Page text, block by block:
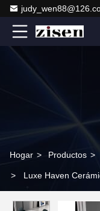
Hogar > Productos >
> Luxe Haven